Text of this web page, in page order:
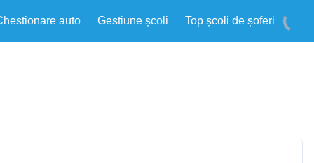
auto Gestiune școli Top școli de șoferi